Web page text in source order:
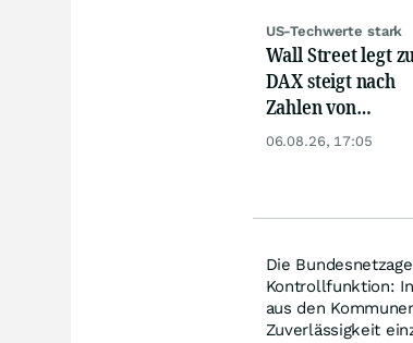
US-Techwerte stark
Wall Street legt
DAX steigt nach
Zahlen von
Telekom, Henkel
06.08.26, 17:05
Die
Kontrollfunktion:
aus den
Zuverlässigkeit